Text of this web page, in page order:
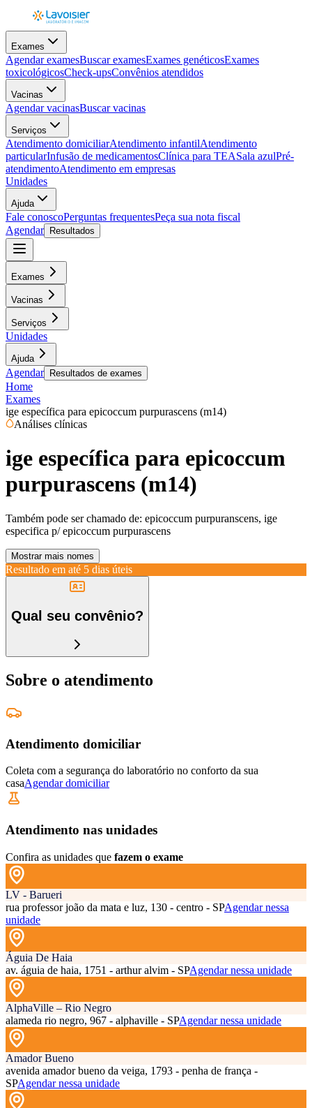
Exames
Agendar examesBuscar examesExames genéticosExames
toxicológicosCheck-upsConvênios atendidos
Vacinas
Agendar vacinasBuscar vacinas
Serviços
Atendimento domiciliarAtendimento infantilAtendimento
particularInfusão de medicamentosClínica para TEASala azulPré-
atendimentoAtendimento em empresas
Unidades
Ajuda
Fale conoscoPerguntas frequentesPeça sua nota fiscal
Agendar
Resultados
Exames
Vacinas
Serviços
Unidades
Ajuda
Agendar Resultados de exames
Home
Exames
ige específica para epicoccum purpurascens (m14)
Análises clínicas
ige específica para epicoccum
purpurascens (m14)
Também pode ser chamado de: epicoccum purpuranscens, ige
especifica p/ epicoccum purpurascens
Mostrar mais nomes
Resultado em até 5 dias úteis
Qual seu convênio?
Sobre o atendimento
Atendimento domiciliar
Coleta com a segurança do laboratório no conforto da sua
casaAgendar domiciliar
Atendimento nas unidades
Confira as unidades que fazem o exame
LV - Barueri
rua professor joão da mata e luz, 130 - centro - SPAgendar nessa
unidade
Águia De Haia
av. águia de haia, 1751 - arthur alvim - SPAgendar nessa unidade
AlphaVille – Rio Negro
alameda rio negro, 967 - alphaville - SPAgendar nessa unidade
Amador Bueno
avenida amador bueno da veiga, 1793 - penha de frança -
SPAgendar nessa unidade